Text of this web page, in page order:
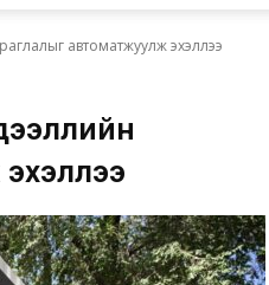
автоматжуулж эхэллээ